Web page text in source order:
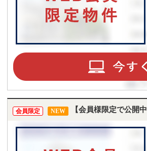
会員限定 NEW 【会員様限定で公開